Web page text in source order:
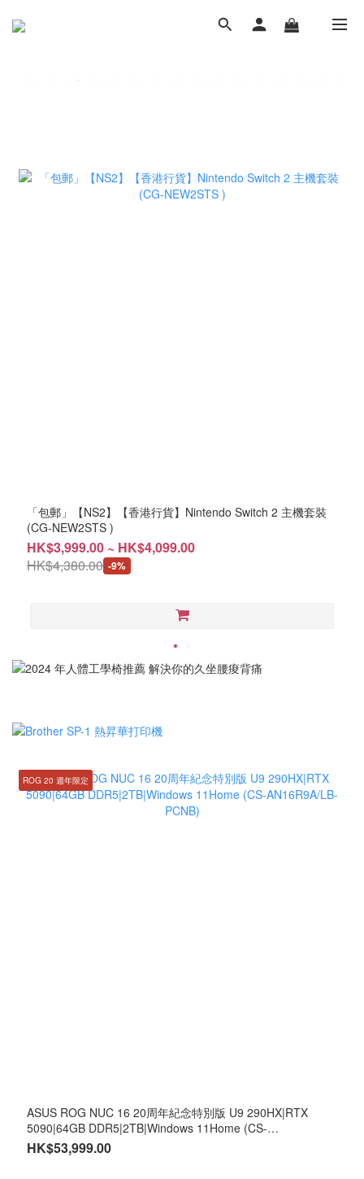
「包郵」【NS2】【香港行貨】Nintendo Switch 2 主機套裝
(CG-NEW2STS )
HK$3,999.00 ~ HK$4,099.00
HK$4,380.00 -9%
ROG 20 週年限定
ASUS ROG NUC 16 20周年紀念特別版 U9 290HX|RTX
5090|64GB DDR5|2TB|Windows 11Home (CS-
AN16R9A/LB-PCNB)
HK$53,999.00